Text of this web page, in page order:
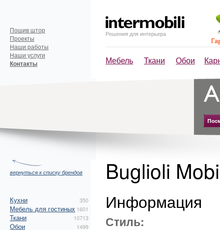
Решения для интерьера
Мебель Ткани Обои
Пошив штор
Проекты
Наши работы
Наши услуги
Контакты
вернуться к списку брендов
Кухни 350
Мебель для гостиных 1601
Ткани 10713
Обои 1499
Buglioli
Информация
Стиль: